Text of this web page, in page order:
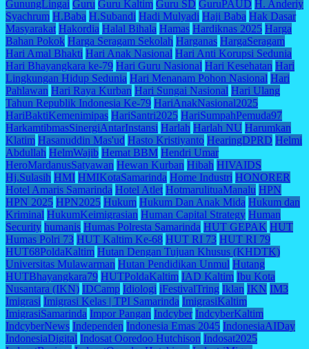
GunungLingai Guru Guru Kaltim Guru SD GuruPAUD H. Anderiy
Syachrum H.Baba H.Subandi Hadi Mulyadi Haji Baba Hak Dasar
Masyarakat Hakordia Halal Bihala Hamas Hardiknas 2025 Harga
Bahan Pokok Harga Seragam Sekolah Harganas HargaSeragam
Hari Amal Bhakti Hari Anak Nasional Hari Anti Korupsi Sedunia
Hari Bhayangkara ke-79 Hari Guru Nasional Hari Kesehatan Hari
Lingkungan Hidup Sedunia Hari Menanam Pohon Nasional Hari
Pahlawan Hari Raya Kurban Hari Sungai Nasional Hari Ulang
Tahun Republik Indonesia Ke-79 HariAnakNasional2025
HariBaktiKemenimipas HariSantri2025 HariSumpahPemuda97
HarkamtibmasSinergiAntarInstansi Harlah Harlah NU Harumkan
Klatim Hasanuddin Mas'ud Hasto Kristiyanto HearingDPRD Helmi
Abdullah HelmWajib Hemat BBM Hendri Umar
HeroMardanusSatyawan Hewan Kurban Hibah HIVAIDS
Hj.Sulasih HMI HMIKotaSamarinda Home Industri HONORER
Hotel Amaris Samarinda Hotel Atlet HotmarulituaManalu HPN
HPN 2025 HPN2025 Hukum Hukum Dan Anak Mida Hukum dan
Kriminal HukumKeimigrasian Human Capital Strategy Human
Security humanis Humas Polresta Samarinda HUT GEPAK HUT
Humas Polri 73 HUT Kaltim Ke-68 HUT RI 73 HUT RI 79
HUT68PoldaKaltim Hutan Dengan Tujuan Khusus (KHDTK)
Universitas Mulawarman Hutan Pendidikan Unmul Hutang
HUTBhayangkara79 HUTPoldaKaltim IAD Kaltim Ibu Kota
Nusantara (IKN) IDCamp Idiologi iFestivalTring Iklan IKN IM3
Imigrasi Imigrasi Kelas | TPI Samarinda ImigrasiKaltim
ImigrasiSamarinda Impor Pangan Indcyber IndcyberKaltim
IndcyberNews Independen Indonesia Emas 2045 IndonesiaAIDay
IndonesiaDigital Indosat Ooredoo Hutchison Indosat2025